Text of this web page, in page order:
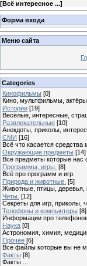
[Всё интересное ...]
Форма входа
Меню сайта
Categories
Кинофильмы [0]
Кино, мультфильмы,
Истории [19]
Весёлые, интересные,
Развлекательные [10]
Анекдоты, приколы,
СМИ [16]
Всё что касается
Окружающие предметы [14]
Все предметы которые нас
Программы, игры. [8]
Всё про программ и игр.
Природа и животные. [5]
Животные, птицы, деревья,
Читы. [12]
Секреты для игр, приколы,
Телефоны и компьютеры [8]
Информации про
Наука [0]
Астрономия, химия,
Прочее [6]
Все файлы которые вы не
Факты [8]
Факты ...